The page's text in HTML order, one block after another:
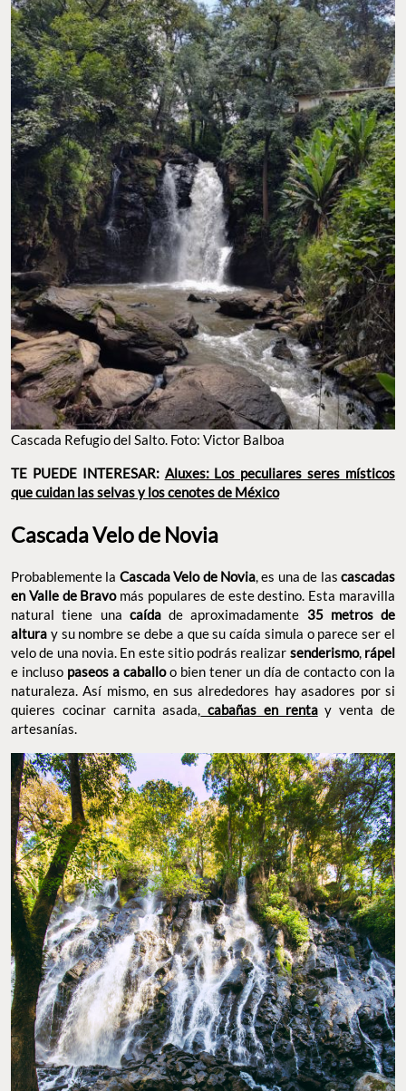
Cascada Refugio del Salto. Foto: Victor Balboa
TE PUEDE INTERESAR: Aluxes: Los peculiares seres místicos
que cuidan las selvas y los cenotes de México
Cascada Velo de Novia
Probablemente la Cascada Velo de Novia, es una de lascascadas
en Valle de Bravo más populares de este destino. Esta maravilla
natural tiene una caída de aproximadamente 35 metros de
altura y su nombre se debe a que su caída simula o parece ser el
velo de una novia. En este sitio podrás realizar senderismo,rápel
e incluso paseos a caballoo bien tener un día de contacto con la
naturaleza. Así mismo, en sus alrededores hay asadores por si
quieres cocinar carnita asada, cabañas en rentay venta de
artesanías.